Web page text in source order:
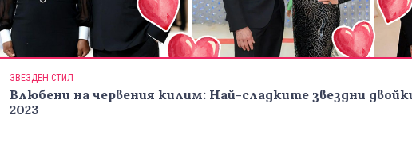
ЗВЕЗДЕН СТИЛ
Влюбени на червения килим: Най-сладките звездни
2023